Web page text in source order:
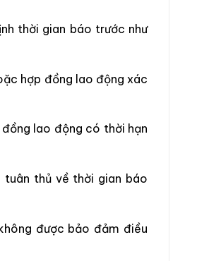
thời gian báo trước như
hợp đồng lao động xác
lao động có thời hạn
tuân thủ về thời gian báo
được bảo đảm điều